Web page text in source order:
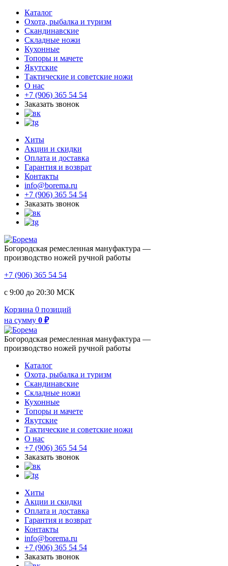
Каталог
Охота, рыбалка и туризм
Скандинавские
Складные ножи
Кухонные
Топоры и мачете
Якутские
Тактические и советские ножи
О нас
+7 (906) 365 54 54
Заказать звонок
Хиты
Акции и скидки
Оплата и доставка
Гарантия и возврат
Контакты
info@borema.ru
+7 (906) 365 54 54
Заказать звонок
Богородская ремесленная мануфактура —
производство ножей ручной работы
+7 (906) 365 54 54
с 9:00 до 20:30 МСК
Корзина 0 позиций
на сумму 0 ₽
Богородская ремесленная мануфактура —
производство ножей ручной работы
Каталог
Охота, рыбалка и туризм
Скандинавские
Складные ножи
Кухонные
Топоры и мачете
Якутские
Тактические и советские ножи
О нас
+7 (906) 365 54 54
Заказать звонок
Хиты
Акции и скидки
Оплата и доставка
Гарантия и возврат
Контакты
info@borema.ru
+7 (906) 365 54 54
Заказать звонок